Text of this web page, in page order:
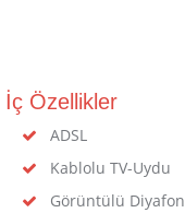
İç Özellikler
ADSL
Kablolu TV-Uydu
Görüntülü Diyafon